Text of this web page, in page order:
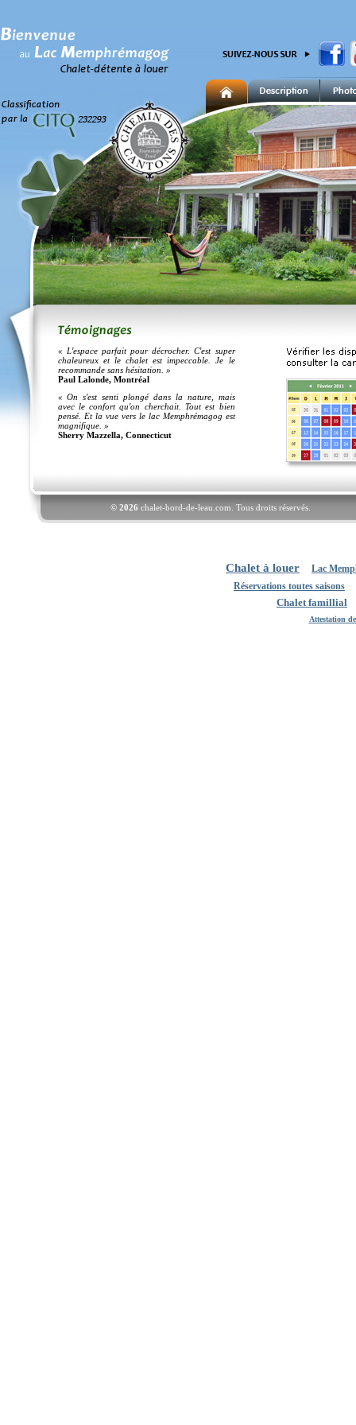
« L'espace parfait pour décrocher. C'est super
chaleureux et le chalet est impeccable. Je le
recommande sans hésitation. »
Paul Lalonde, Montréal
« On s'est senti plongé dans la nature, mais
avec le confort qu'on cherchait. Tout est bien
pensé. Et la vue vers le lac Memphrémagog est
magnifique. »
Sherry Mazzella, Connecticut
© 2026 chalet-bord-de-leau.com. Tous droits réservés.
Chalet à louer
Lac
Réservations toutes saisons
Chalet famillial
Attestation